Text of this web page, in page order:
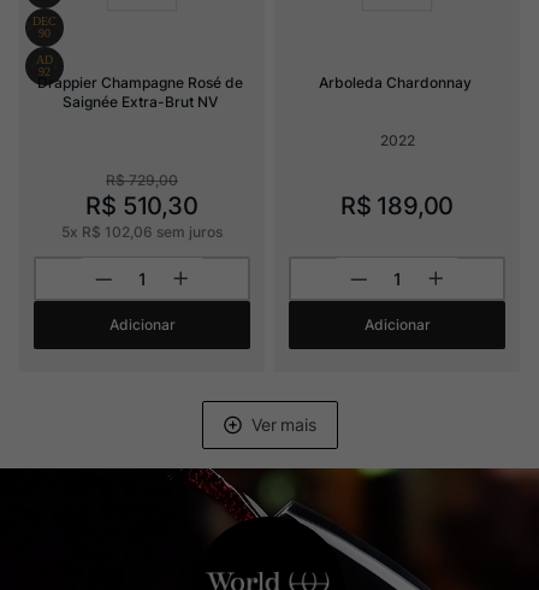
Drappier Champagne Rosé de
Saignée Extra-Brut NV
R$ 729,00
R$ 510,30
5x R$ 102 06 sem juros
Adicionar
Arboleda Chardonnay
2022
R$ 189,00
Adicionar